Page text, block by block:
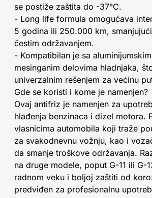
se postiže zaštita do -37°C.
- Long life formula omogućava
5 godina ili 250.000 km,
čestim održavanjem.
- Kompatibilan je sa
mesinganim delovima hladnjaka,
univerzalnim rešenjem za većinu
Gde se koristi i kome je namenjen?
Ovaj antifriz je namenjen za
hlađenja benzinaca i dizel motora.
vlasnicima automobila koji traže
za svakodnevnu vožnju, kao i
da smanje troškove održavanja.
na druge modele, poput G-11 ili G-
radnom veku i boljoj zaštiti od
predviđen za profesionalnu